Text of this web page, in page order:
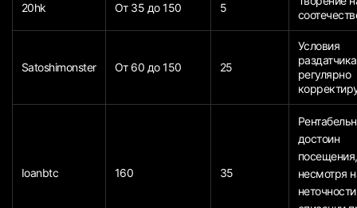
20hk От 35 до 150 5
Satoshimonster От 60 до 150 25
Условия
раздатчика
регулярно
Ioanbtc 160 35
достоин
посещения,
несмотря